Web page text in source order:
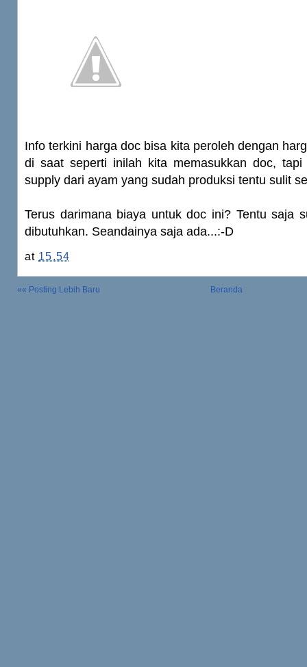
Info terkini harga doc bisa kita peroleh dengan
di saat seperti inilah kita memasukkan doc, tapi
supply dari ayam yang sudah produksi tentu sulit
Terus darimana biaya untuk doc ini? Tentu saja
dibutuhkan. Seandainya saja ada...:-D
at 15.54
«« Posting Lebih Baru Beranda